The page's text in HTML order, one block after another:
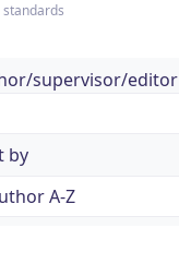
standards
supervisor/editor
by